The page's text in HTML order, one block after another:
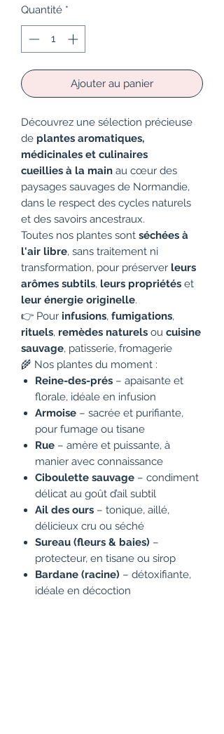
Quantité *
Ajouter au panier
Découvrez une sélection précieuse
de plantes aromatiques,
médicinales et culinaires
cueillies à la main au cœur des
paysages sauvages de Normandie,
dans le respect des cycles naturels
et des savoirs ancestraux.
Toutes nos plantes sont séchées à
l'air libre, sans traitement ni
transformation, pour préserver leurs
arômes subtils, leurs propriétés et
leur énergie originelle.
👉 Pour infusions, fumigations,
rituels, remèdes naturels ou cuisine
sauvage, patisserie, fromagerie
🌾 Nos plantes du moment :
Reine-des-prés – apaisante et
florale, idéale en infusion
Armoise – sacrée et purifiante,
pour fumage ou tisane
Rue – amère et puissante, à
manier avec connaissance
Ciboulette sauvage – condiment
délicat au goût d’ail subtil
Ail des ours – tonique, aillé,
délicieux cru ou séché
Sureau (fleurs & baies) –
protecteur, en tisane ou sirop
Bardane (racine) – détoxifiante,
idéale en décoction